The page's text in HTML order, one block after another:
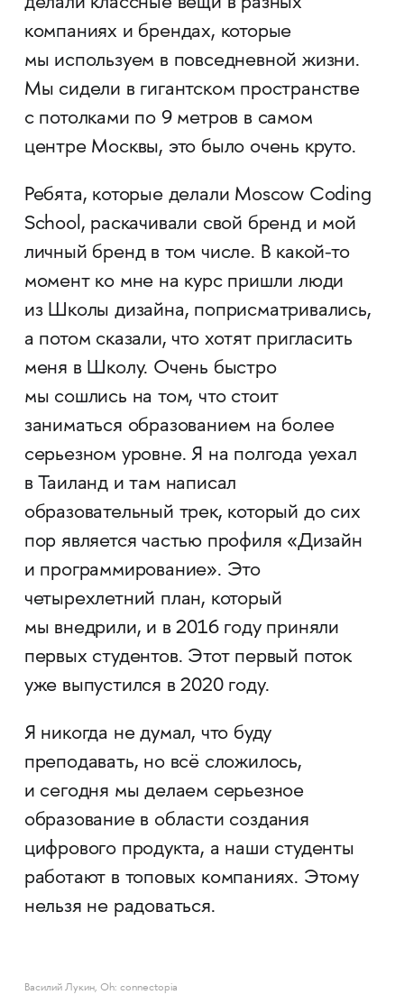
компаниях и брендах, которые
мы используем в повседневной жизни.
Мы сидели в гигантском пространстве
с потолками по 9 метров в самом
центре Москвы, это было очень круто.
Ребята, которые делали Moscow Coding
School, раскачивали свой бренд и мой
личный бренд в том числе. В какой-то
момент ко мне на курс пришли люди
из Школы дизайна, поприсматривались,
а потом сказали, что хотят пригласить
меня в Школу. Очень быстро
мы сошлись на том, что стоит
заниматься образованием на более
серьезном уровне. Я на полгода уехал
в Таиланд и там написал
образовательный трек, который до сих
пор является частью профиля «Дизайн
и программирование». Это
четырехлетний план, который
мы внедрили, и в 2016 году приняли
первых студентов. Этот первый поток
уже выпустился в 2020 году.
Я никогда не думал, что буду
преподавать, но всё сложилось,
и сегодня мы делаем серьезное
образование в области создания
цифрового продукта, а наши студенты
работают в топовых компаниях. Этому
нельзя не радоваться.
Василий Лукин, Oh: connectopia